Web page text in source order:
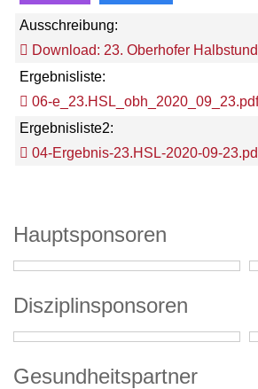
Ausschreibung:
Download: 23. Oberhofer
Ergebnisliste:
06-e_23.HSL_obh_2020_09_23.pdf
Ergebnisliste2:
04-Ergebnis-23.HSL-2020-09-
Hauptsponsoren
Disziplinsponsoren
Gesundheitspartner